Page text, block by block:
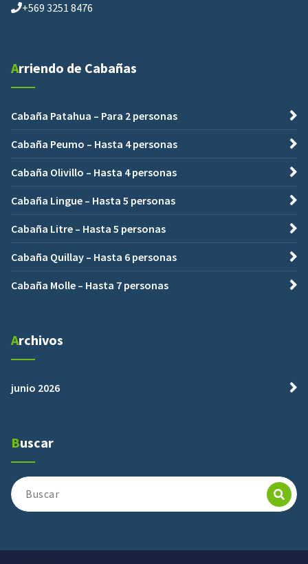
+569 3251 8476
Arriendo de Cabañas
Cabaña Patahua – Para 2 personas
Cabaña Peumo – Hasta 4 personas
Cabaña Olivillo – Hasta 4 personas
Cabaña Lingue – Hasta 5 personas
Cabaña Litre – Hasta 5 personas
Cabaña Quillay – Hasta 6 personas
Cabaña Molle – Hasta 7 personas
Archivos
junio 2026
Buscar
Buscar: